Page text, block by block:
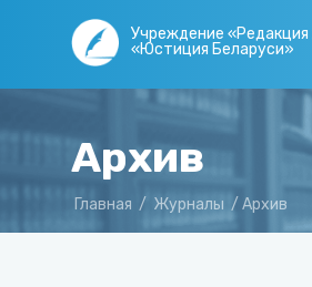
Учреждение
«Юстиция Беларуси»
Архив
Главная / Журналы / Архив